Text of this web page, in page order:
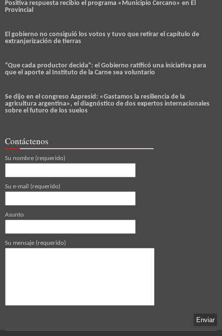
Positiva respuesta recibio el programa «Municipio Cercano» en El
Provincial
El gobierno no consiguió los votos y tuvo que retirar el capítulo de
extranjerización de tierras
“Que cada productor decida”: el Gobierno ratificó una iniciativa para
que el aporte al Instituto de la Carne sea voluntario
Se dijo en el congreso Aapresid: «Gastamos la resiliencia de la
agricultura argentina», el diagnóstico de dos expertos internacionales
sobre el futuro de los suelos
Contáctenos
Su nombre (requerido)
Su e-mail (requerido)
Asunto
Su mensaje (requerido)